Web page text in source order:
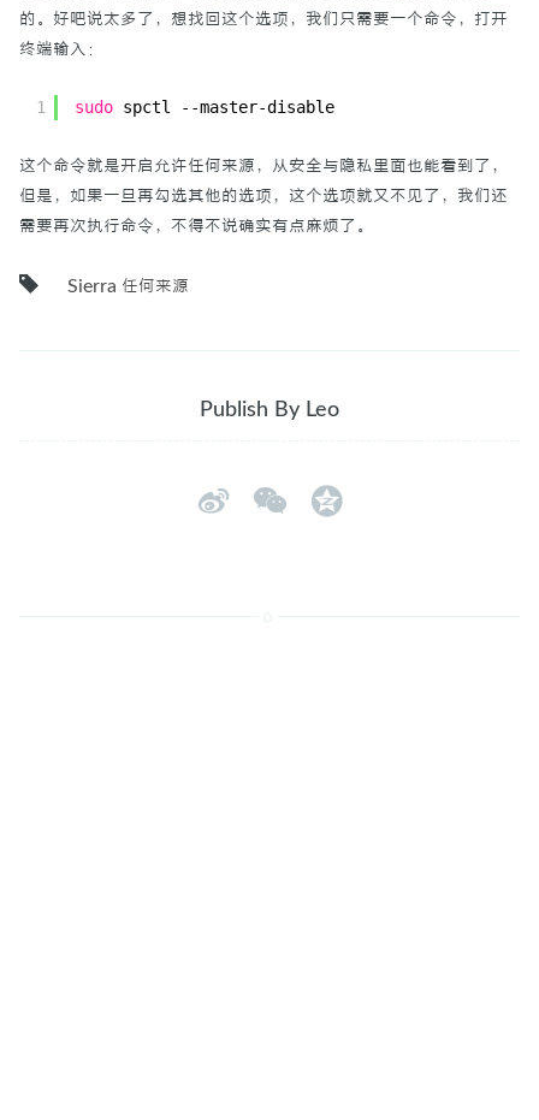
GO
标签
关于
的。好吧说太多了，想找回这个选项，我们只需要一个命令，打开
终端输入：
1 sudo spctl --master-disable
这个命令就是开启允许任何来源，从安全与隐私里面也能看到了，
但是，如果一旦再勾选其他的选项，这个选项就又不见了，我们还
需要再次执行命令，不得不说确实有点麻烦了。
Sierra 任何来源
Publish By Leo